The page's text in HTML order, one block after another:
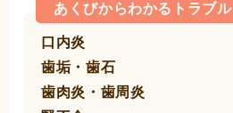
あくびからわかるトラブル
口内炎
歯垢・歯石
歯肉炎・歯周炎